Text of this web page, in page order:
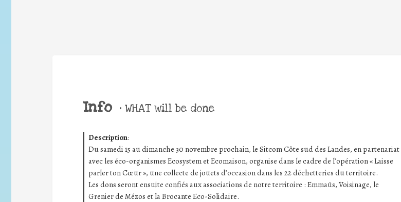
Info • WHAT will be done
Description:
Du samedi 15 au dimanche 30 novembre prochain, le Sitcom Côte sud des Landes, en partenariat
avec les éco-organismes Ecosystem et Ecomaison, organise dans le cadre de l’opération « Laisse
parler ton Cœur », une collecte de jouets d’occasion dans les 22 déchetteries du territoire.
Les dons seront ensuite confiés aux associations de notre territoire : Emmaüs, Voisinage, le
Grenier de Mézos et la Brocante Eco-Solidaire.